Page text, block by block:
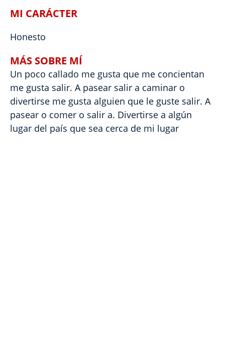
MI CARÁCTER
Honesto
MÁS SOBRE MÍ
Un poco callado me gusta que me concientan
me gusta salir. A pasear salir a caminar o
divertirse me gusta alguien que le guste salir. A
pasear o comer o salir a. Divertirse a algún
lugar del país que sea cerca de mi lugar